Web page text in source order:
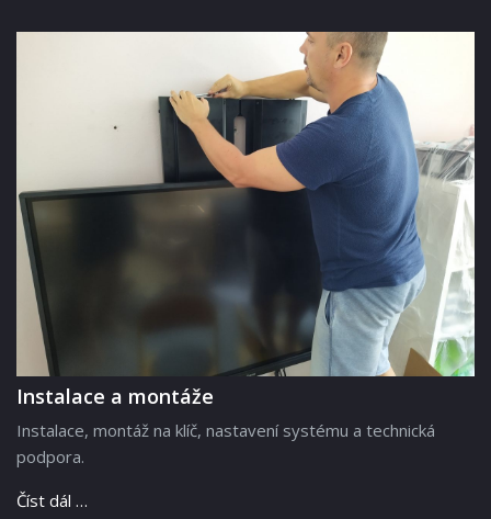
Instalace a montáže
Instalace, montáž na klíč, nastavení systému a technická
podpora.
Číst dál …